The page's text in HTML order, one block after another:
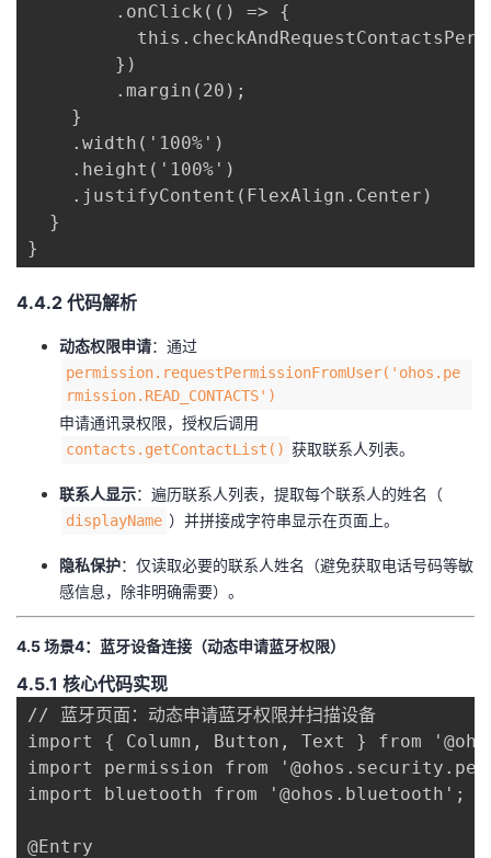
        .onClick(() => {
        })
        .margin(20);
    }
    .width('100%')
    .height('100%')
    .justifyContent(FlexAlign.Center)
  }
}
​4.4.2 代码解析​
​动态权限申请​​：通过
permission.requestPermissionFromUser('ohos.pe
rmission.READ_CONTACTS')
申请通讯录权限，授权后调用
contacts.getContactList() 获取联系人列表。
​联系人显示​​：遍历联系人列表，提取每个联系人的姓名（
displayName ）并拼接成字符串显示在页面上。
​隐私保护​​：仅读取必要的联系人姓名（避免获取电话号码等敏
感信息，除非明确需要）。
​4.5 场景4：蓝牙设备连接（动态申请蓝牙权限）​
​4.5.1 核心代码实现​
// 蓝牙页面：动态申请蓝牙权限并扫描设备
import { Column, Button, Text } from
import permission from
import bluetooth from '@ohos.bluetooth';
@Entry